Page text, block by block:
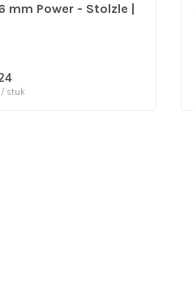
mm Power - Stolzle |
/ stuk